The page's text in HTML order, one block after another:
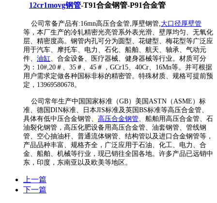
12cr1movg钢管-T91合金钢管-P91合金管
公司常备产品有:16mn高压合金管,厚壁钢管,大口径厚壁管
等，本厂生产的冷轧精密光亮管系外表光滑、壁厚均匀、无氧化
层、精密度高。钢管内孔可分为圆型、花键型、梅花型等广泛应
用于汽车、摩托车、电力、石化、船舶、航天、轴承、气动元
件、 油缸、合金设备、医疗器械、健身器械等行业。材质可分
为：10#,20＃、35＃、45＃，GCr15、40Cr、16Mn等。并可根据
用户需求定做各种国标非标的精密管。特殊材质、规格可提前预
定，13969580678。
公司常年生产中国国家标准（GB）美国ASTN（ASME）标
准、德国DIN标准、日本JIS标准及英国BS标准等高压合金管、
具体有低中压合金钢管、 高压合金钢管、船舶用高压合金管、石
油裂化钢管，高压化肥设备用高压合金管、油套钢管、管线钢
管、空心抽油杆、普通流体钢管、结构管以及进口合金钢管等，
产品品种丰富、规格齐全，广泛应用于石油、化工、电力、合
金、船舶、机械等行业，现已销往全国各地。许多产品已远销中
东，印度，东南亚以及欧美等地区。
上一篇
下一篇